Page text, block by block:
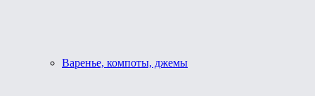
Варенье, компоты, джемы